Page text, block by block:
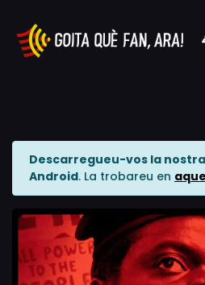
Descarregueu-vos la
Android. La trobareu en